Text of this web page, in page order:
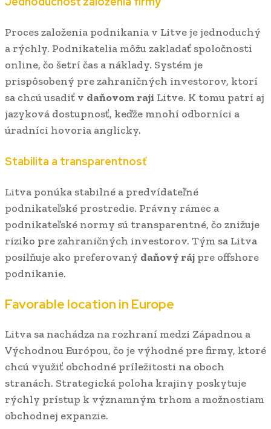
Proces založenia podnikania v Litve je jednoduchý
a rýchly. Podnikatelia môžu zakladať spoločnosti
online, čo šetrí čas a náklady. Systém je
prispôsobený pre zahraničných investorov, ktorí
sa chcú usadiť v daňovom raji Litve. K tomu patrí aj
jazyková dostupnosť, keďže mnohí odborníci a
úradníci hovoria anglicky.
Stabilita a transparentnosť
Litva ponúka stabilné a predvídateľné
podnikateľské prostredie. Právny rámec a
podnikateľské normy sú transparentné, čo znižuje
riziko pre zahraničných investorov. Tým sa Litva
posilňuje ako preferovaný daňový ráj pre offshore
podnikanie.
Favorable location in Europe
Litva sa nachádza na rozhraní medzi Západnou a
Východnou Európou, čo je výhodné pre firmy, ktoré
chcú využiť obchodné príležitosti na oboch
stranách. Strategická poloha krajiny poskytuje
rýchly prístup k významným trhom a možnostiam
obchodnej expanzie.